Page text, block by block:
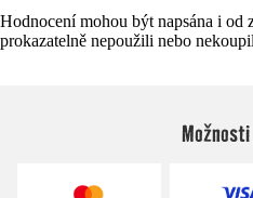
Hodnocení mohou být napsána i od
prokazatelně nepoužili nebo